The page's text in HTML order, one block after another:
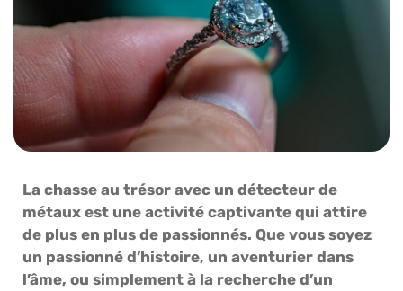
La chasse au trésor avec un détecteur de
métaux est une activité captivante qui attire
de plus en plus de passionnés. Que vous soyez
un passionné d’histoire, un aventurier dans
l’âme, ou simplement à la recherche d’un